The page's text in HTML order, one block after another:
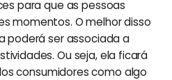
para que as pessoas
momentos. O melhor disso
poderá ser associada a
Ou seja, ela ficará
consumidores como algo